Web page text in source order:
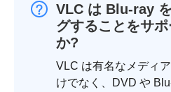
VLC は Blu-ray
グすることをサ
か?
VLC は有名なメディ
けでなく、DVD や